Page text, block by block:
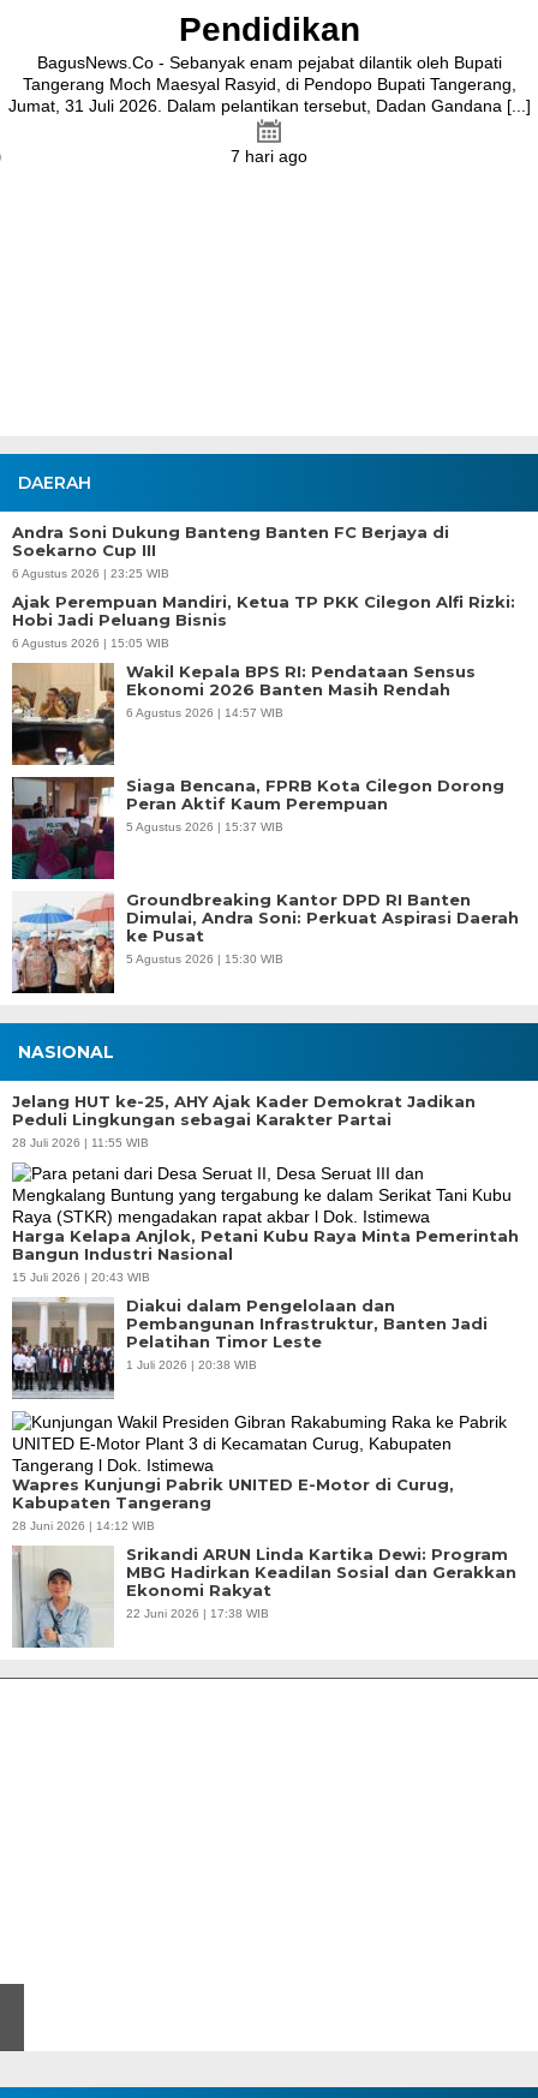
Pendidikan
BagusNews.Co - Sebanyak enam pejabat dilantik oleh Bupati
Tangerang Moch Maesyal Rasyid, di Pendopo Bupati Tangerang,
Jumat, 31 Juli 2026. Dalam pelantikan tersebut, Dadan Gandana [...]
7 hari ago
DAERAH
Andra Soni Dukung Banteng Banten FC Berjaya di
Soekarno Cup III
6 Agustus 2026 | 23:25 WIB
Ajak Perempuan Mandiri, Ketua TP PKK Cilegon Alfi Rizki:
Hobi Jadi Peluang Bisnis
6 Agustus 2026 | 15:05 WIB
Wakil Kepala BPS RI: Pendataan Sensus
Ekonomi 2026 Banten Masih Rendah
6 Agustus 2026 | 14:57 WIB
Siaga Bencana, FPRB Kota Cilegon Dorong
Peran Aktif Kaum Perempuan
5 Agustus 2026 | 15:37 WIB
Groundbreaking Kantor DPD RI Banten
Dimulai, Andra Soni: Perkuat Aspirasi Daerah
ke Pusat
5 Agustus 2026 | 15:30 WIB
NASIONAL
Jelang HUT ke-25, AHY Ajak Kader Demokrat Jadikan
Peduli Lingkungan sebagai Karakter Partai
28 Juli 2026 | 11:55 WIB
Harga Kelapa Anjlok, Petani Kubu Raya Minta Pemerintah
Bangun Industri Nasional
15 Juli 2026 | 20:43 WIB
Diakui dalam Pengelolaan dan
Pembangunan Infrastruktur, Banten Jadi
Pelatihan Timor Leste
1 Juli 2026 | 20:38 WIB
Wapres Kunjungi Pabrik UNITED E-Motor di Curug,
Kabupaten Tangerang
28 Juni 2026 | 14:12 WIB
Srikandi ARUN Linda Kartika Dewi: Program
MBG Hadirkan Keadilan Sosial dan Gerakkan
Ekonomi Rakyat
22 Juni 2026 | 17:38 WIB
APBD Tahun 2025 Anggarkan Rp200 Miliar | Program Makan Bergizi